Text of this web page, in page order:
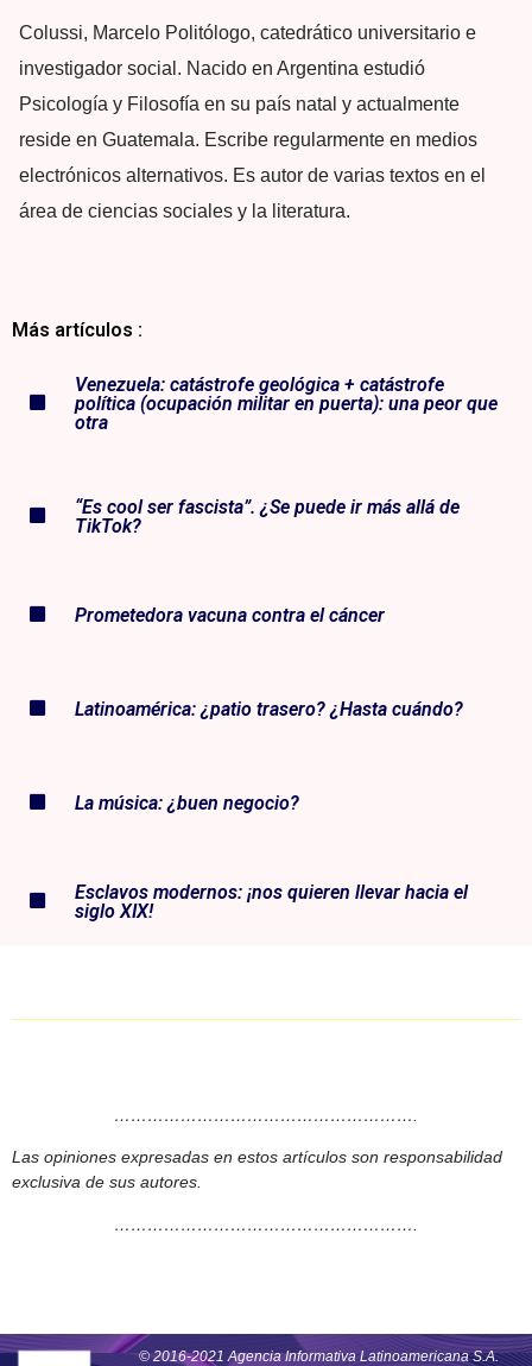
Colussi, Marcelo Politólogo, catedrático universitario e
investigador social. Nacido en Argentina estudió
Psicología y Filosofía en su país natal y actualmente
reside en Guatemala. Escribe regularmente en medios
electrónicos alternativos. Es autor de varias textos en el
área de ciencias sociales y la literatura.
Más artículos :
Venezuela: catástrofe geológica + catástrofe
política (ocupación militar en puerta): una peor que
otra
“Es cool ser fascista”. ¿Se puede ir más allá de
TikTok?
Prometedora vacuna contra el cáncer
Latinoamérica: ¿patio trasero? ¿Hasta cuándo?
La música: ¿buen negocio?
Esclavos modernos: ¡nos quieren llevar hacia el
siglo XIX!
……………………………………………….
Las opiniones expresadas en estos artículos son responsabilidad
exclusiva de sus autores.
……………………………………………….
© 2016-2021 Agencia Informativa Latinoamericana S.A.